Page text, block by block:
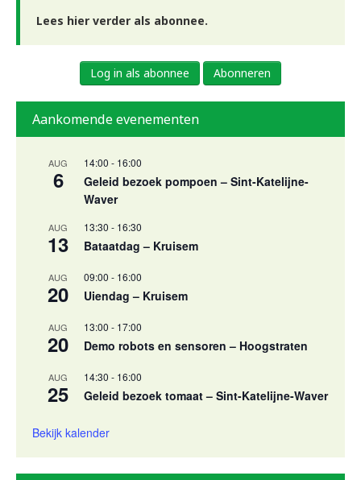
Lees hier verder als abonnee.
Log in als abonnee Abonneren
Aankomende evenementen
AUG
6
14:00 - 16:00
Geleid bezoek pompoen – Sint-Katelijne-
Waver
AUG
13
13:30 - 16:30
Bataatdag – Kruisem
AUG
20
09:00 - 16:00
Uiendag – Kruisem
AUG
20
13:00 - 17:00
Demo robots en sensoren – Hoogstraten
AUG
25
14:30 - 16:00
Geleid bezoek tomaat – Sint-Katelijne-Waver
Bekijk kalender